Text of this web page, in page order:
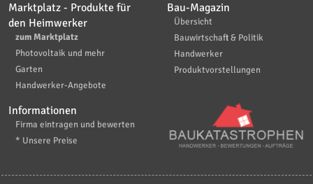
Marktplatz - Produkte für
den Heimwerker
zum Marktplatz
Photovoltaik und mehr
Garten
Handwerker-Angebote
Bau-Magazin
Übersicht
Bauwirtschaft & Politik
Handwerker
Produktvorstellungen
Informationen
Firma eintragen und bewerten
* Unsere Preise